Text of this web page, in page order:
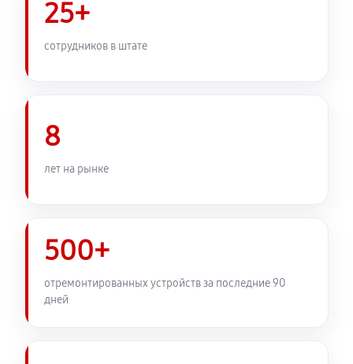
25+
сотрудников в штате
8
лет на рынке
500+
отремонтированных устройств за последние 90
дней